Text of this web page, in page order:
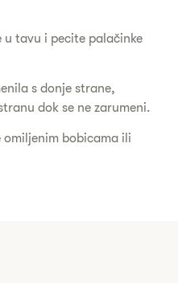
u tavu i pecite palačinke
s donje strane,
dok se ne zarumeni.
bobicama ili